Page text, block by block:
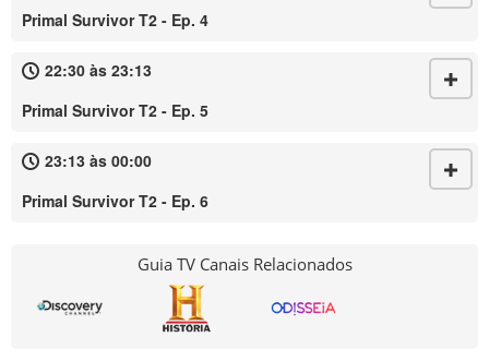
Primal Survivor T2 - Ep. 4
22:30 às 23:13
Primal Survivor T2 - Ep. 5
23:13 às 00:00
Primal Survivor T2 - Ep. 6
Guia TV Canais Relacionados